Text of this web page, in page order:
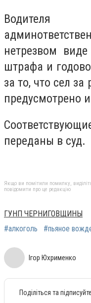
нетрезвом
штрафа и
за то, что сел
предусмотрено
переданы в суд.
Якщо ви помітили помилку,
повідомити про це редакцію
ГУНП ЧЕРНИГОВЩИНЫ
#алкоголь
#пьяное
Ігор Юхрименко
Поділіться та